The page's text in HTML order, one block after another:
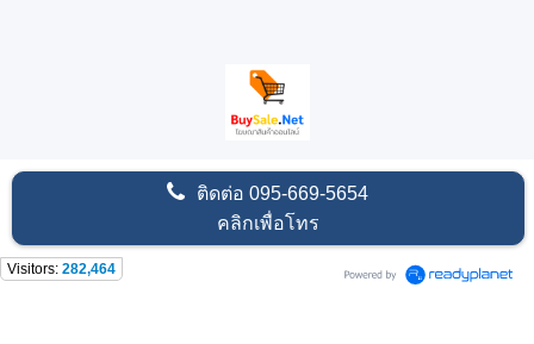
ติดต่อ095-669-5654
คลิกเพื่อโทร
Visitors: 282,464